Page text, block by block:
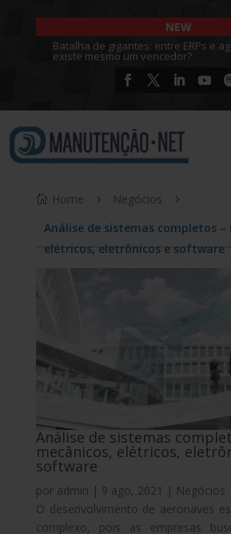
NEW
Batalha de gigantes: entre ERPs e
existe mesmo um vencedor?
Home
Negócios
Análise de sistemas completos –
elétricos, eletrônicos e software
Análise de sistemas
mecânicos, elétricos,
software
por admin | 9 ago, 2021 | Negócios
O desenvolvimento de aeronaves
complexo, pois as empresas